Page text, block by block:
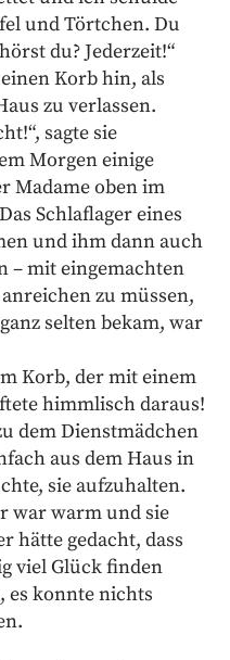
und Törtchen. Du
du? Jederzeit!“
Korb hin, als
zu verlassen.
sagte sie
Morgen einige
Madame oben im
Schlaflager eines
und ihm dann auch
– mit eingemachten
zu müssen,
selten bekam, war
Korb, der mit einem
himmlisch daraus!
dem Dienstmädchen
aus dem Haus in
sie aufzuhalten.
war warm und sie
hätte gedacht, dass
viel Glück finden
es konnte nichts